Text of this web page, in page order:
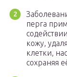
перга
кожу,
клетки,
сохраняя